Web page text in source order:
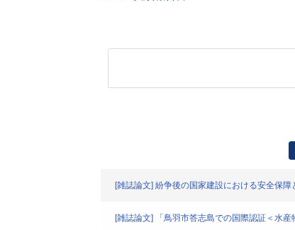
[雑誌論文] 紛争後の国家建設における安全保
[雑誌論文] 「鳥羽市答志島での国際認証＜水